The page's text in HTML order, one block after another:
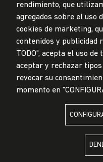
Todos los derechos
Diseñado por
LA UNIVERSIDAD DE LIMA ES
LA UNIVERSIDAD DE LIMA
rendimiento, que
agregados sobre el uso
cookies de marketing,
contenidos y publicidad
TODO", acepta el uso de
aceptar y rechazar
revocar su
momento en